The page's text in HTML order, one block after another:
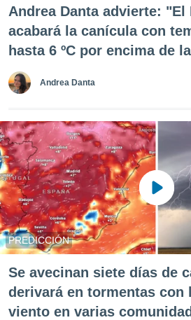
forma
basada
seguir
coste.
botón
a la
la
todas
nuestros
y análisis
ACEPTAR
Y
CONTINUAR
CONFIGURACIÓN
Andrea Danta advierte: "El
acabará la canícula con
hasta 6 ºC por encima de
Andrea Danta
PREDICCIÓN
Se avecinan siete días de
derivará en tormentas con
viento en varias